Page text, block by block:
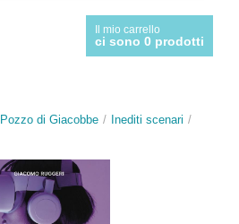
Il mio carrello
ci sono 0 prodotti
di Giacobbe
Inediti scenari